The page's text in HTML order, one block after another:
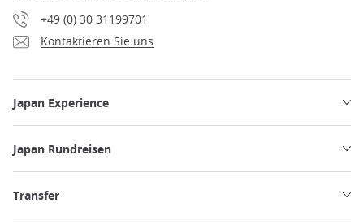
+49 (0) 30 31199701
Kontaktieren Sie uns
Japan Experience
Japan Rundreisen
Transfer